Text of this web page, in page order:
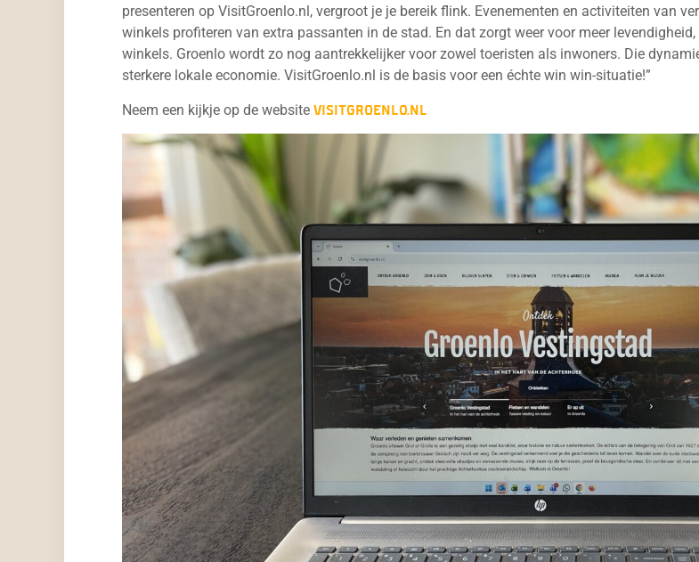
presenteren op VisitGroenlo.nl, vergroot je je bereik flink. Evenementen en activiteiten van
winkels profiteren van extra passanten in de stad. En dat zorgt weer voor meer
winkels. Groenlo wordt zo nog aantrekkelijker voor zowel toeristen als inwoners. Die
sterkere lokale economie. VisitGroenlo.nl is de basis voor een échte win win-situatie!”
Neem een kijkje op de website VisitGroenlo.nl